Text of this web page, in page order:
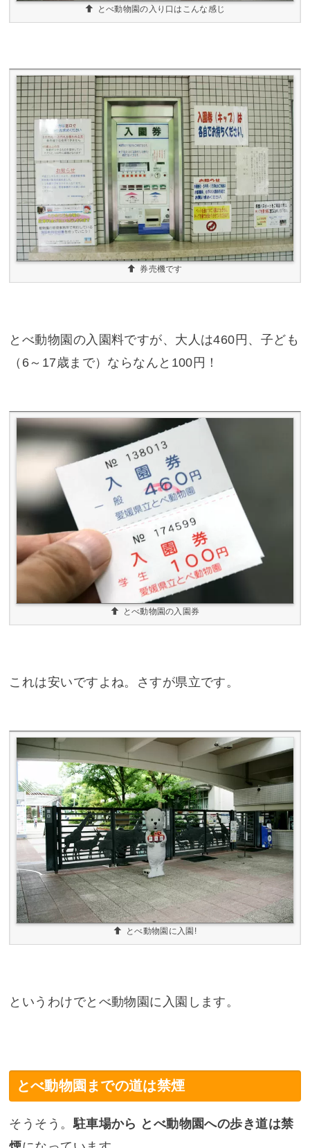
とべ動物園の入り口はこんな感じ
券売機です
とべ動物園の入園料ですが、大人は460円、子ども
（6～17歳まで）ならなんと100円！
とべ動物園の入園券
これは安いですよね。さすが県立です。
とべ動物園に入園!
というわけでとべ動物園に入園します。
とべ動物園までの道は禁煙
そうそう。駐車場から とべ動物園への歩き道は禁